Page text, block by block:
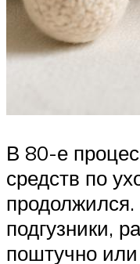
В 80-е
средств по
подгузники,
поштучно